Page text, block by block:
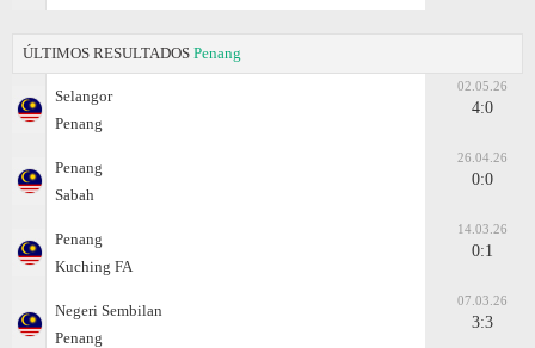
ÚLTIMOS RESULTADOS Penang
Selangor
Penang
02.05.26
4:0
Penang
Sabah
26.04.26
0:0
Penang
Kuching FA
14.03.26
0:1
Negeri Sembilan
Penang
07.03.26
3:3